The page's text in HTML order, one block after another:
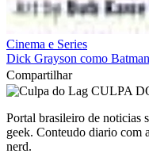
Cinema e Series
Dick Grayson como
Compartilhar
CULPA
Portal brasileiro de noticias
geek. Conteudo diario com
nerd.